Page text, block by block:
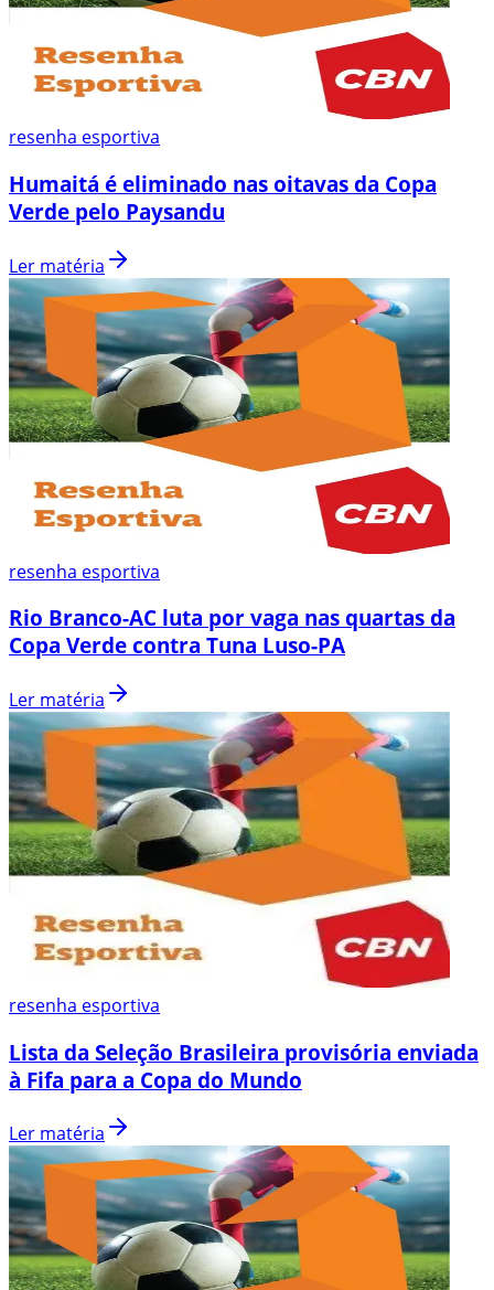
resenha esportiva
Humaitá é eliminado nas oitavas da Copa
Verde pelo Paysandu
Ler matéria
resenha esportiva
Rio Branco-AC luta por vaga nas quartas da
Copa Verde contra Tuna Luso-PA
Ler matéria
resenha esportiva
Lista da Seleção Brasileira provisória enviada
à Fifa para a Copa do Mundo
Ler matéria